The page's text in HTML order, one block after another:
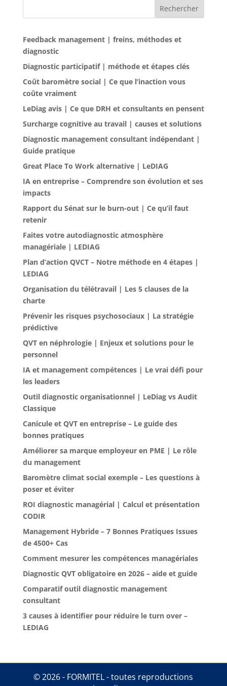
Rechercher
Feedback management | freins, méthodes et
diagnostic
Diagnostic participatif | méthode et étapes clés
Coût baromètre social | Ce que l’inaction vous
coûte vraiment
LeDiag avis | Ce que DRH et consultants en pensent
Surcharge cognitive au travail | causes et solutions
Diagnostic management consultant indépendant |
Guide pratique
Great Place To Work alternative | LeDIAG
IA en entreprise – Comprendre son évolution et ses
impacts
Rapport du Sénat sur le burn-out | Ce qu’il faut
retenir
Faites votre autodiagnostic atmosphère
managériale | LEDIAG
Plan d’action QVCT – Notre méthode en 4 étapes |
LEDIAG
Organisation du télétravail | Les 5 clauses de la
charte
Prévenir les risques psychosociaux | La stratégie
prédictive
QVT en néphrologie | Enjeux et solutions pour le
personnel
IA et management compétences | Le vrai défi pour
les leaders
Outil diagnostic organisationnel | LeDiag vs Audit
Classique
Canicule et QVT en entreprise – Le guide des
bonnes pratiques
Améliorer sa marque employeur en PME | Le rôle
du management
Baromètre climat social exemple – Les questions à
poser et éviter
ROI diagnostic managérial | Calcul et présentation
CODIR
Management Hybride – 7 Bonnes Pratiques Issues
de 4500+ Cas
Comment mesurer les compétences managériales
Diagnostic QVT obligatoire en 2026 – aide et guide
Comparatif outil diagnostic management
consultant
3 causes à identifier pour réduire le turn over –
LEDIAG
© 2026 - FORMITEL - toutes reproductions